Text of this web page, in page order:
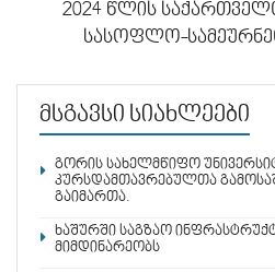
2024 წლის
სასოფლო-
მსგავსი სიახლეები
გორის სახელმწიფო
კურსდამთავრებულთა
გაიმართა.
ხაშურში საგზაო
მიმდინარეობს